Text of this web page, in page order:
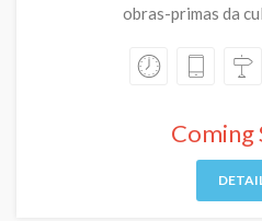
obras-primas da
Coming